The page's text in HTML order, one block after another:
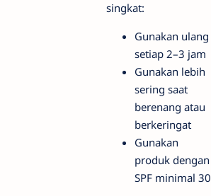
singkat:
Gunakan ulang
setiap 2–3 jam
Gunakan lebih
sering saat
berenang atau
berkeringat
Gunakan
produk dengan
SPF minimal 30